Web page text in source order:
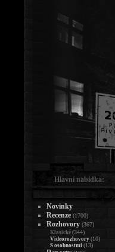
Hlavní nabídka:
Novinky
Recenze (1700)
Rozhovory (367)
Klasické (344)
Videorozhovory (10)
S osobnostmi (13)